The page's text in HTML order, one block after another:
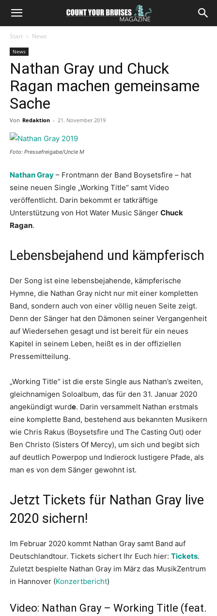
Start News
News
Nathan Gray und Chuck
Ragan machen gemeinsame
Sache
Von Redaktion - 21. November 2019
Foto: Pressefreigabe/Uncle M
Nathan Gray – Frontmann der Band Boysetsfire – hat
seine neuen Single „Working Title“ samt Video
veröffentlicht. Darin bekommt er tatkräftige
Unterstützung von Hot Water Music Sänger Chuck
Ragan.
Lebensbejahend und kämpferisch
Der Song ist eine lebensbejahende, kämpferische
Hymne, die Nathan Gray nicht nur mit einer kompletten
Band, sondern auch von einer völlig neuen Seite zeigt.
Denn der Sänger hat den Dämonen seiner Vergangenheit
auf Wiedersehen gesagt und ist bereit für ein neues
Kapitel in seinem Leben, heißt es in der offiziellen
Pressemitteilung.
„Working Title“ ist die erste Single aus Nathan’s zweiten,
gleichnamigen Soloalbum, das für den 31. Januar 2020
angekündigt wurde. Darin versammelt Nathan erstmals
eine komplette Band, bestehend aus bekannten Musikern
wie Chris Rakus (Boysetsfire und The Casting Out) oder
Ben Christo (Sisters Of Mercy), um sich und begibt sich
auf deutlich Powerpop und Indierock lustigere Pfade, als
man es von dem Sänger gewohnt ist.
Jetzt Tickets für Nathan Gray live
2020 sichern!
Im Februar 2020 kommt Nathan Gray samt Band auf
Deutschlandtour. Tickets sichert Ihr Euch hier: Tickets.
Zuletzt bespielte Nathan Gray im März das MusikZentrum
in Hannover (Konzertbericht)
Video: Nathan Gray – Working Title (feat.